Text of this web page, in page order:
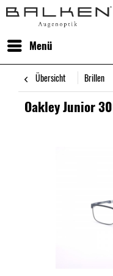
Menü
Übersicht Brillen
Oakley Junior